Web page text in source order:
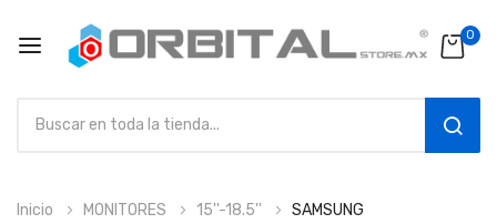
0
alInicio MONITORES 15''-18.5'' SAMSUNG